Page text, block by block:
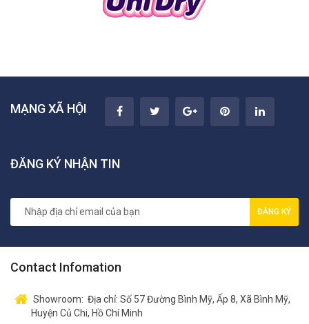
MẠNG XÃ HỘI
ĐĂNG KÝ NHẬN TIN
ĐĂNG KÝ
Contact Infomation
Showroom: Địa chỉ: Số 57 Đường Bình Mỹ, Ấp 8, Xã Bình Mỹ,
Huyện Củ Chi, Hồ Chí Minh